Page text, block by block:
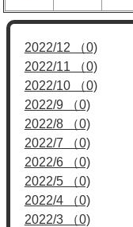
2022/12 （0)
2022/11 （0)
2022/10 （0)
2022/9 （0)
2022/8 （0)
2022/7 （0)
2022/6 （0)
2022/5 （0)
2022/4 （0)
2022/3 （0)